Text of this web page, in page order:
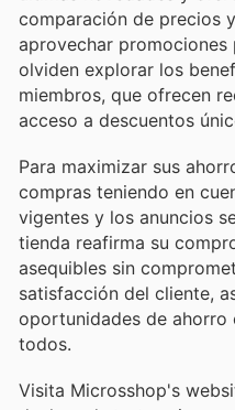
comparación de precios
aprovechar
olviden explorar los
miembros, que ofrecen
acceso a descuentos
Para maximizar sus
compras teniendo en
vigentes y los anuncios
tienda reafirma su
asequibles sin
satisfacción del cliente,
oportunidades de ahorro
todos.
Visita Microsshop's